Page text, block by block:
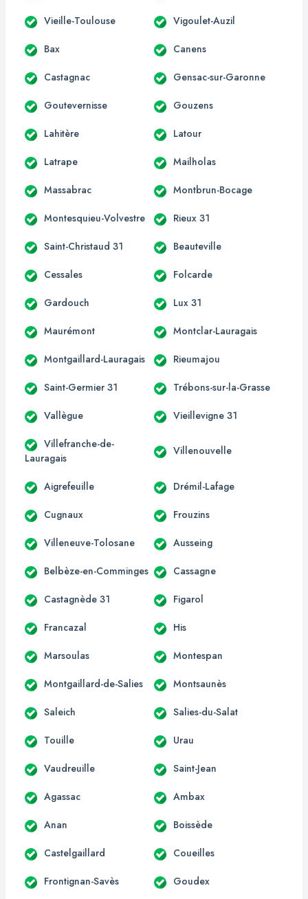
Vieille-Toulouse Vigoulet-Auzil
Bax Canens
Castagnac Gensac-sur-Garonne
Goutevernisse Gouzens
Lahitère Latour
Latrape Mailholas
Massabrac Montbrun-Bocage
Montesquieu-Volvestre Rieux 31
Saint-Christaud 31 Beauteville
Cessales Folcarde
Gardouch Lux 31
Maurémont Montclar-Lauragais
Montgaillard-Lauragais Rieumajou
Saint-Germier 31 Trébons-sur-la-Grasse
Vallègue Vieillevigne 31
Villefranche-de-
Lauragais
Villenouvelle
Aigrefeuille Drémil-Lafage
Cugnaux Frouzins
Villeneuve-Tolosane Ausseing
Belbèze-en-Comminges Cassagne
Castagnède 31 Figarol
Francazal His
Marsoulas Montespan
Montgaillard-de-Salies Montsaunès
Saleich Salies-du-Salat
Touille Urau
Vaudreuille Saint-Jean
Agassac Ambax
Anan Boissède
Castelgaillard Coueilles
Frontignan-Savès Goudex